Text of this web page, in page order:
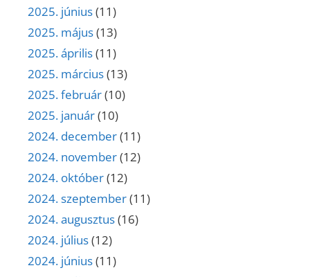
2025. június(11)
2025. május(13)
2025. április(11)
2025. március(13)
2025. február(10)
2025. január(10)
2024. december(11)
2024. november(12)
2024. október(12)
2024. szeptember(11)
2024. augusztus(16)
2024. július(12)
2024. június(11)